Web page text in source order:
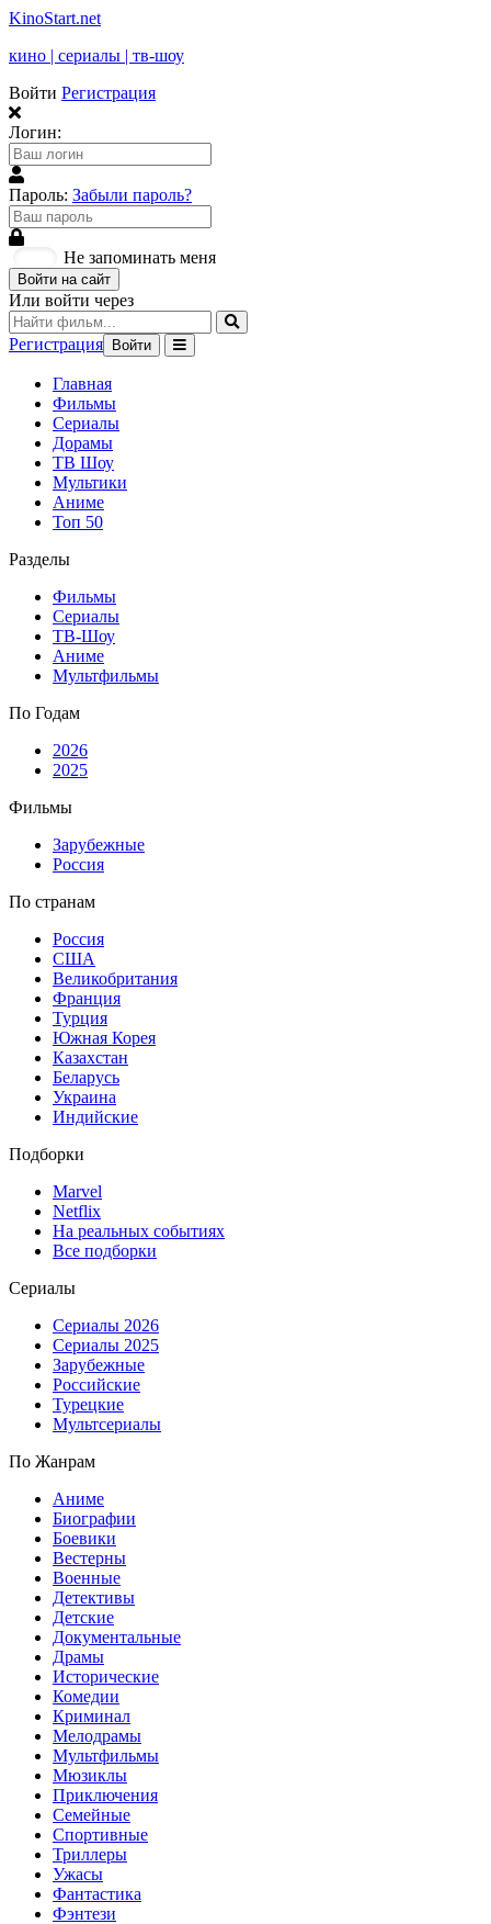
KinoStart.net
кино | сериалы | тв-шоу
Войти Регистрация
Логин:
Пароль: Забыли пароль?
Не запоминать меня
Войти на сайт
Или войти через
Регистрация Войти
Главная
Фильмы
Сериалы
Дорамы
ТВ Шоу
Мультики
Аниме
Топ 50
Разделы
Фильмы
Сериалы
ТВ-Шоу
Аниме
Мультфильмы
По Годам
2026
2025
Фильмы
Зарубежные
Россия
По странам
Россия
США
Великобритания
Франция
Турция
Южная Корея
Казахстан
Беларусь
Украина
Индийские
Подборки
Marvel
Netflix
На реальных событиях
Все подборки
Сериалы
Сериалы 2026
Сериалы 2025
Зарубежные
Российские
Турецкие
Мультсериалы
По Жанрам
Аниме
Биографии
Боевики
Вестерны
Военные
Детективы
Детские
Документальные
Драмы
Исторические
Комедии
Криминал
Мелодрамы
Мультфильмы
Мюзиклы
Приключения
Семейные
Спортивные
Триллеры
Ужасы
Фантастика
Фэнтези